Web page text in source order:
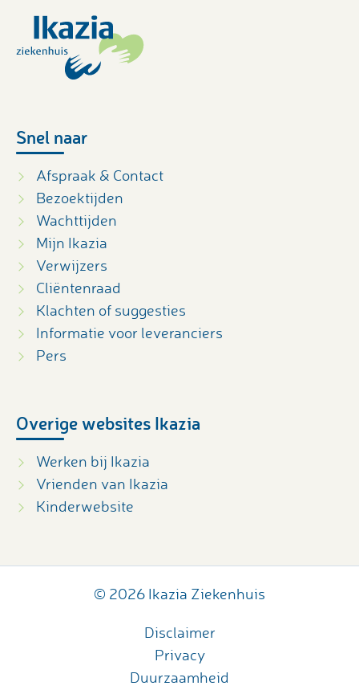
Snel naar
Afspraak & Contact
Bezoektijden
Wachttijden
Mijn Ikazia
Verwijzers
Cliëntenraad
Klachten of suggesties
Informatie voor leveranciers
Pers
Overige websites Ikazia
Werken bij Ikazia
Vrienden van Ikazia
Kinderwebsite
© 2026 Ikazia Ziekenhuis
Disclaimer
Privacy
Duurzaamheid